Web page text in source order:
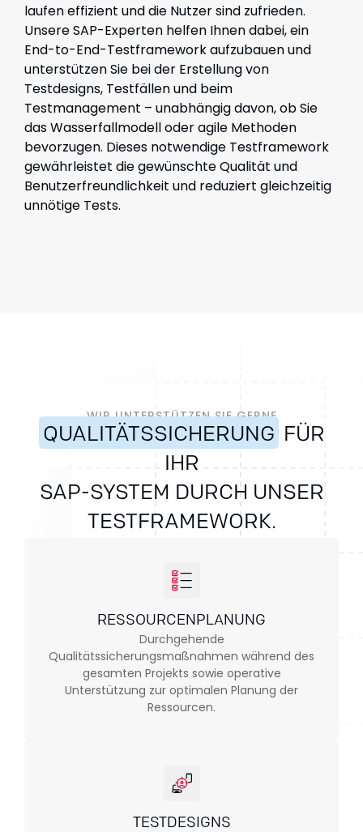
laufen effizient und die Nutzer sind zufrieden.
Unsere SAP-Experten helfen Ihnen dabei, ein
End-to-End-Testframework aufzubauen und
unterstützen Sie bei der Erstellung von
Testdesigns, Testfällen und beim
Testmanagement – unabhängig davon, ob Sie
das Wasserfallmodell oder agile Methoden
bevorzugen. Dieses notwendige Testframework
gewährleistet die gewünschte Qualität und
Benutzerfreundlichkeit und reduziert gleichzeitig
unnötige Tests.
WIR UNTERSTÜTZEN SIE GERNE
QUALITÄTSSICHERUNG FÜR
IHR
SAP-SYSTEM DURCH UNSER
TESTFRAMEWORK.
RESSOURCENPLANUNG
Durchgehende
Qualitätssicherungsmaßnahmen während des
gesamten Projekts sowie operative
Unterstützung zur optimalen Planung der
Ressourcen.
TESTDESIGNS